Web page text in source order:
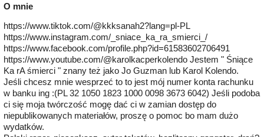
O mnie
https://www.tiktok.com/@kkksanah2?lang=pl-PL
https://www.instagram.com/_sniace_ka_ra_smierci_/
https://www.facebook.com/profile.php?id=61583602706491
https://www.youtube.com/@karolkacperkolendo Jestem " Śniące
Ka rA śmierci " znany też jako Jo Guzman lub Karol Kolendo.
Jeśli chcesz mnie wesprzeć to to jest mój numer konta rachunku
w banku ing :(PL 32 1050 1823 1000 0098 3673 6042) Jeśli podoba
ci się moja twórczość mogę dać ci w zamian dostęp do
niepublikowanych materiałów, proszę o pomoc bo mam dużo
wydatków.